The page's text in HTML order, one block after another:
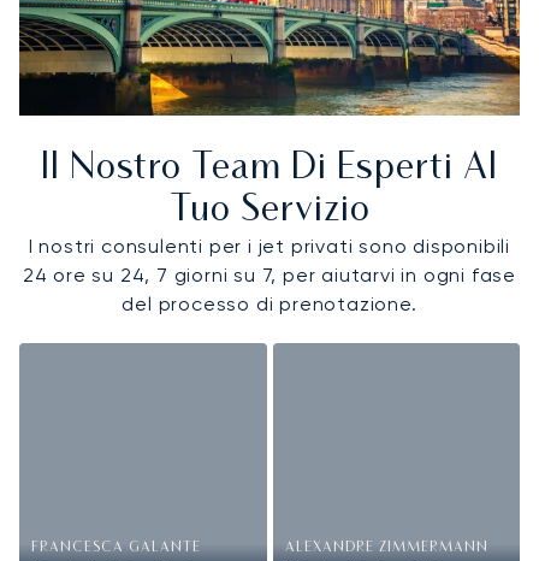
Il Nostro Team Di Esperti Al
Tuo Servizio
I nostri consulenti per i jet privati sono disponibili
24 ore su 24, 7 giorni su 7, per aiutarvi in ogni fase
del processo di prenotazione.
FRANCESCA GALANTE ALEXANDRE ZIMMERMANN